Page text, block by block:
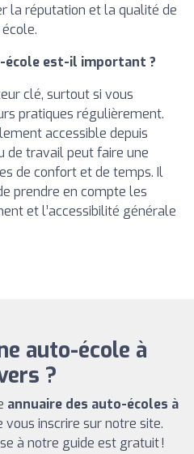
la réputation et la qualité de
école est-il important ?
clé, surtout si vous
pratiques régulièrement.
accessible depuis
de travail peut faire une
de confort et de temps. Il
prendre en compte les
et l’accessibilité générale
auto-école à
?
annuaire des auto-écoles à
vous inscrire sur notre site.
à notre guide est gratuit !